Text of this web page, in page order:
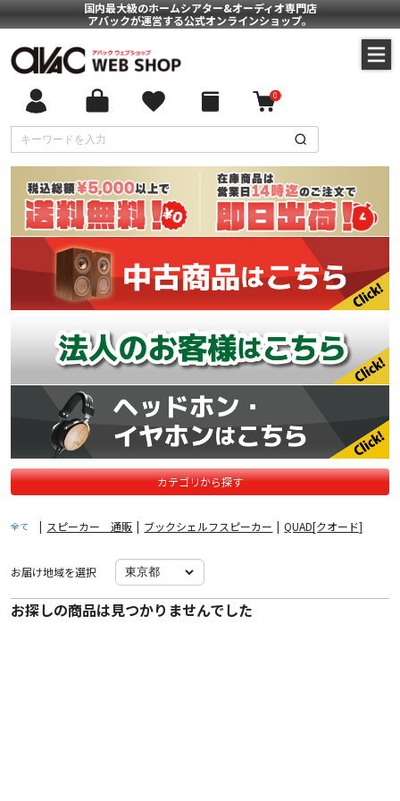
国内最大級のホームシアター&オーディオ専門店
アバックが運営する公式オンラインショップ。
0
カテゴリから探す
全て | スピーカー 通販 | ブックシェルフスピーカー | QUAD[クオード]
お届け地域を選択
お探しの商品は見つかりませんでした